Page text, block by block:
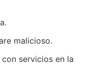
malicioso.
servicios en la